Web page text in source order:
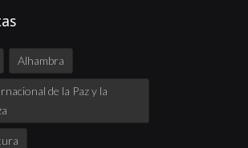
Alhambra
de la Paz y la